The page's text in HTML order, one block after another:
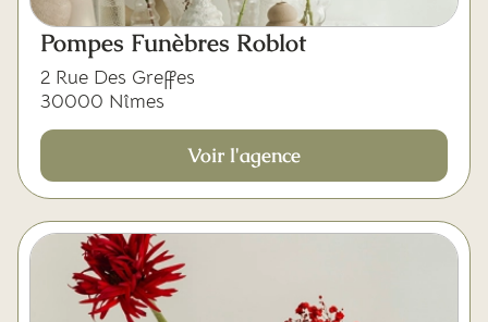
Pompes Funèbres Roblot
2 Rue Des Greffes
30000 Nîmes
Voir l'agence